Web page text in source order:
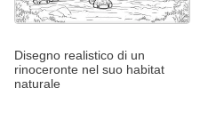
Disegno realistico di un
rinoceronte nel suo habitat
naturale